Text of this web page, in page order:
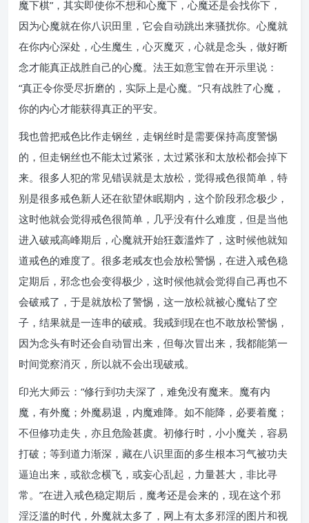
魔下棋”，其实即使你不想和心魔下，心魔还是会找你下，
因为心魔就在你八识田里，它会自动跳出来骚扰你。心魔就
在你内心深处，心生魔生，心灭魔灭，心就是念头，做好断
念才能真正战胜自己的心魔。法王如意宝曾在开示里说：
“真正令你受尽折磨的，实际上是心魔。”只有战胜了心魔，
你的内心才能获得真正的平安。
我也曾把戒色比作走钢丝，走钢丝时是需要保持高度警惕
的，但走钢丝也不能太过紧张，太过紧张和太放松都会掉下
来。很多人犯的常见错误就是太放松，觉得戒色很简单，特
别是很多戒色新人还在欲望休眠期内，这个阶段邪念极少，
这时他就会觉得戒色很简单，几乎没有什么难度，但是当他
进入破戒高峰期后，心魔就开始狂轰滥炸了，这时候他就知
道戒色的难度了。很多老戒友也会放松警惕，在进入戒色稳
定期后，邪念也会变得极少，这时候他就会觉得自己再也不
会破戒了，于是就放松了警惕，这一放松就被心魔钻了空
子，结果就是一连串的破戒。我戒到现在也不敢放松警惕，
因为念头有时还会自动冒出来，但每次冒出来，我都能第一
时间觉察消灭，所以就不会出现破戒。
印光大师云：“修行到功夫深了，难免没有魔来。魔有内
魔，有外魔；外魔易退，内魔难降。如不能降，必要着魔；
不但修功走失，亦且危险甚虞。初修行时，小小魔关，容易
打破；等到道力渐深，藏在八识里面的多生根本习气被功夫
逼迫出来，或欲念横飞，或妄心乱起，力量甚大，非比寻
常。”在进入戒色稳定期后，魔考还是会来的，现在这个邪
淫泛滥的时代，外魔就太多了，网上有太多邪淫的图片和视